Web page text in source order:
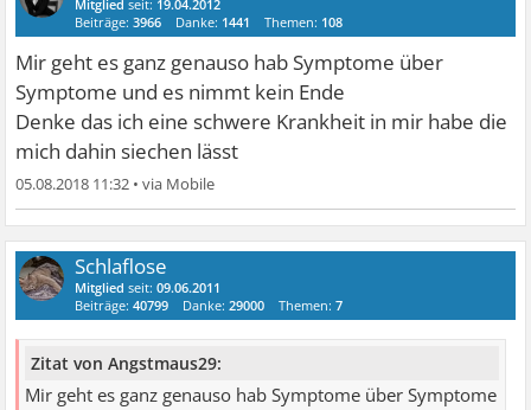
Mitglied seit: 19.04.2012
Beiträge:3966 Danke: 1441 Themen: 108
Mir geht es ganz genauso hab Symptome über
Symptome und es nimmt kein Ende
Denke das ich eine schwere Krankheit in mir habe die
mich dahin siechen lässt
05.08.2018 11:32 •
Schlaflose
Mitglied seit:09.06.2011
Beiträge:40799 Danke:29000 Themen:7
Zitat von Angstmaus29:
Mir geht es ganz genauso hab Symptome über Symptome